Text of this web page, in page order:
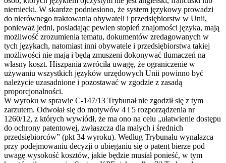
niemiecki. W skardze podniesiono, że system językowy prowadzi
do nierównego traktowania obywateli i przedsiębiorstw w Unii,
ponieważ jedni, posiadając pewien stopień znajomości języka, mają
możliwość zrozumienia tematu, dokumentów zredagowanych w
tych językach, natomiast inni obywatele i przedsiębiorstwa takiej
możliwości nie mają i będą zmuszeni dokonywać tłumaczeń na
własny koszt. Hiszpania zwróciła uwagę, że ograniczenie w
używaniu wszystkich języków urzędowych Unii powinno być
należycie uzasadnione i pozostawać w zgodzie z zasadą
proporcjonalności.
W wyroku w sprawie C-147/13 Trybunał nie zgodził się z tym
zarzutem. Odwołał się do motywów 4 i 5 rozporządzenia nr
1260/12, z których wywiódł, że ma ono na celu „ułatwienie dostępu
do ochrony patentowej, zwłaszcza dla małych i średnich
przedsiębiorców” (pkt 34 wyroku). Według Trybunału wynalazca
przy podejmowaniu decyzji o ubieganiu się o patent bierze pod
uwagę wysokość kosztów, jakie będzie musiał ponieść, w tym